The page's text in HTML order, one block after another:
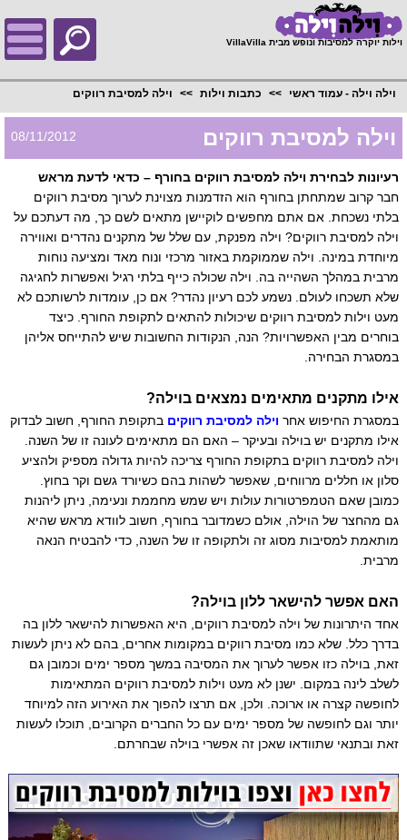
וילות יוקרה למסיבות ונופש מבית VillaVilla
וילה וילה - עמוד ראשי כתבות וילות וילה למסיבת רווקים
וילה למסיבת רווקים 08/11/2012
רעיונות לבחירת וילה למסיבת רווקים בחורף – כדאי לדעת מראש
חבר קרוב שמתחתן בחורף הוא הזדמנות מצוינת לערוך מסיבת רווקים
בלתי נשכחת. אם אתם מחפשים לוקיישן מתאים לשם כך, מה דעתכם על
וילה למסיבת רווקים? וילה מפנקת, עם שלל של מתקנים נהדרים ואווירה
מיוחדת במינה. וילה שממוקמת באזור מרכזי ונוח מאד ומציעה נוחות
מרבית במהלך השהייה בה. וילה שכולה כייף בלתי רגיל ואפשרות לחגיגה
שלא תשכחו לעולם. נשמע לכם רעיון נהדר? אם כן, עומדות לרשותכם לא
מעט וילות למסיבת רווקים שיכולות להתאים לתקופת החורף. כיצד
בוחרים מבין האפשרויות? הנה, הנקודות החשובות שיש להתייחס אליהן
במסגרת הבחירה.
אילו מתקנים מתאימים נמצאים בוילה?
במסגרת החיפוש אחר וילה למסיבת רווקים בתקופת החורף, חשוב לבדוק
אילו מתקנים יש בוילה ובעיקר – האם הם מתאימים לעונה זו של השנה.
וילה למסיבת רווקים בתקופת החורף צריכה להיות גדולה מספיק ולהציע
סלון או חללים מרווחים, שאפשר לשהות בהם כשיורד גשם וקר בחוץ.
כמובן שאם הטמפרטורות עולות ויש שמש מחממת ונעימה, ניתן ליהנות
גם מהחצר של הוילה, אולם כשמדובר בחורף, חשוב לוודא מראש שהיא
מותאמת למסיבות מסוג זה ולתקופה זו של השנה, כדי להבטיח הנאה
מרבית.
האם אפשר להישאר ללון בוילה?
אחד היתרונות של וילה למסיבת רווקים, היא האפשרות להישאר ללון בה
בדרך כלל. שלא כמו מסיבת רווקים במקומות אחרים, בהם לא ניתן לעשות
זאת, בוילה כזו אפשר לערוך את המסיבה במשך מספר ימים וכמובן גם
לשלב לינה במקום. ישנן לא מעט וילות למסיבת רווקים המתאימות
לחופשה קצרה או ארוכה. ולכן, אם תרצו להפוך את האירוע הזה למיוחד
יותר וגם לחופשה של מספר ימים עם כל החברים הקרובים, תוכלו לעשות
זאת ובתנאי שתוודאו שאכן זה אפשרי בוילה שבחרתם.